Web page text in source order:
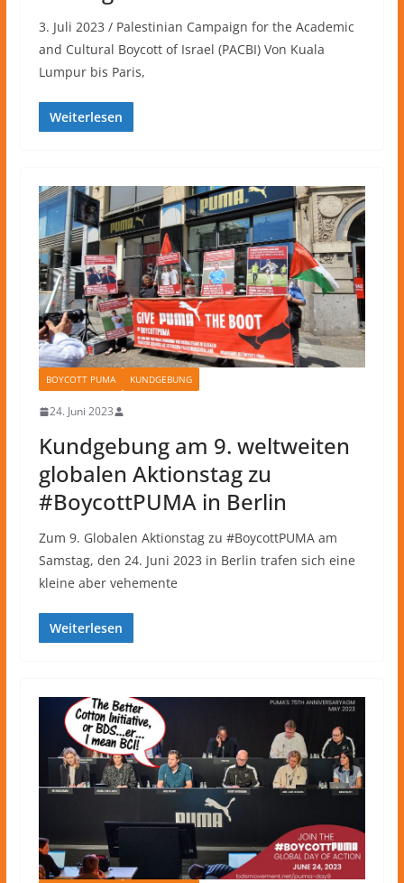
3. Juli 2023 / Palestinian Campaign for the Academic
and Cultural Boycott of Israel (PACBI) Von Kuala
Lumpur bis Paris,
Weiterlesen
BOYCOTT PUMA KUNDGEBUNG
24. Juni 2023
Kundgebung am 9. weltweiten
globalen Aktionstag zu
#BoycottPUMA in Berlin
Zum 9. Globalen Aktionstag zu #BoycottPUMA am
Samstag, den 24. Juni 2023 in Berlin trafen sich eine
kleine aber vehemente
Weiterlesen